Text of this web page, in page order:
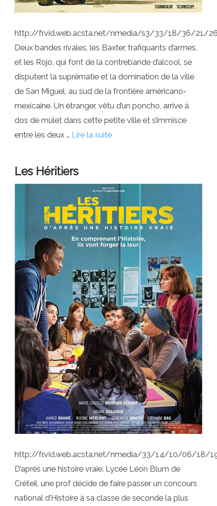
http://fr.vid.web.acsta.net/nmedia/s3/33/18/36/21/
Deux bandes rivales, les Baxter, trafiquants d’armes,
et les Rojo, qui font de la contrebande d’alcool, se
disputent la suprématie et la domination de la ville
de San Miguel, au sud de la frontière américano-
mexicaine. Un étranger, vêtu d’un poncho, arrive à
dos de mulet dans cette petite ville et s’immisce
entre les deux … Lire la suite
Les Héritiers
http://fr.vid.web.acsta.net/nmedia/33/14/10/06/18/
D’après une histoire vraie. Lycée Léon Blum de
Créteil, une prof décide de faire passer un concours
national d’Histoire à sa classe de seconde la plus